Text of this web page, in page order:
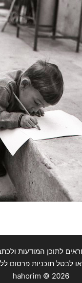
לתוכן המודעות
לבטל תוכניות פרסום
hahorim © 2026